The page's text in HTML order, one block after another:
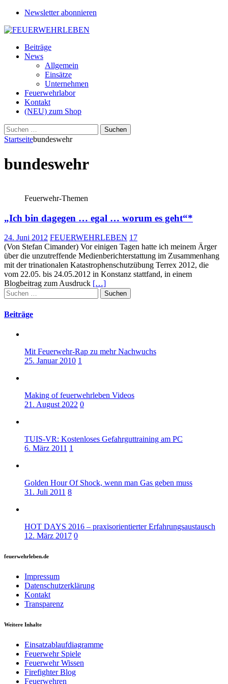
Newsletter abonnieren
Beiträge
News
Allgemein
Einsätze
Unternehmen
Feuerwehrlabor
Kontakt
(NEU) zum Shop
Suchen
nach:
Startseitebundeswehr
bundeswehr
Feuerwehr-Themen
„Ich bin dagegen … egal … worum es geht“*
24. Juni 2012 FEUERWEHRLEBEN 17
(Von Stefan Cimander) Vor einigen Tagen hatte ich meinem Ärger
über die unzutreffende Medienberichterstattung im Zusammenhang
mit der trinationalen Katastrophenschutzübung Terrex 2012, die
vom 22.05. bis 24.05.2012 in Konstanz stattfand, in einem
Blogbeitrag zum Ausdruck […]
Suchen
nach:
Beiträge
Mit Feuerwehr-Rap zu mehr Nachwuchs
25. Januar 2010 1
Making of feuerwehrleben Videos
21. August 2022 0
TUIS-VR: Kostenloses Gefahrguttraining am PC
6. März 2011 1
Golden Hour Of Shock, wenn man Gas geben muss
31. Juli 2011 8
HOT DAYS 2016 – praxisorientierter Erfahrungsaustausch
12. März 2017 0
feuerwehrleben.de
Impressum
Datenschutzerklärung
Kontakt
Transparenz
Weitere Inhalte
Einsatzablaufdiagramme
Feuerwehr Spiele
Feuerwehr Wissen
Firefighter Blog
Feuerwehren